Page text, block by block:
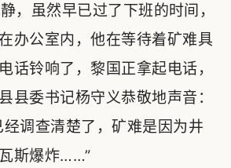
，虽然早已过了下班的时间，
办公室内，他在等待着矿难具
话铃响了，黎国正拿起电话，
县委书记杨守义恭敬地声音：
经调查清楚了，矿难是因为井
斯爆炸……”